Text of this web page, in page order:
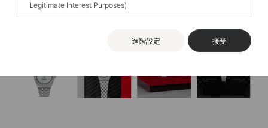
Legitimate Interest Purposes)
進階設定 接受